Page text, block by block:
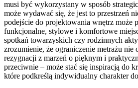
musi być wykorzystany w sposób
może wydawać się, że jest to przestrzeń
podejście do projektowania wnętrz może
funkcjonalne, stylowe i komfortowe
spotkań towarzyskich czy rodzinnych
zrozumienie, że ograniczenie metrażu nie
rezygnacji z marzeń o pięknym i
przeciwnie – może stać się inspiracją do
które podkreślą indywidualny charakter